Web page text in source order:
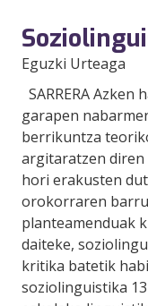
Eguzki Urteaga
SARRERA
garapen
berrikuntza
argitaratzen
hori erakusten
orokorraren
planteamenduak
daiteke,
kritika batetik
soziolinguistika